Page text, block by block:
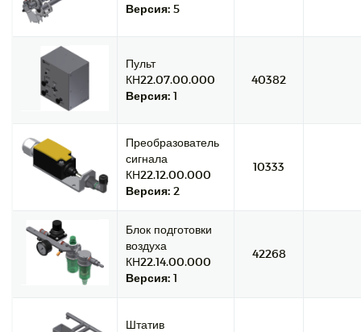
Версия: 5
Пульт
КН22.07.00.000
Версия: 1
40382
Преобразователь
сигнала
КН22.12.00.000
Версия: 2
10333
Блок подготовки
воздуха
КН22.14.00.000
Версия: 1
42268
Штатив